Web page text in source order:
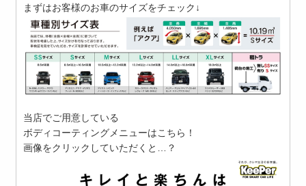
まずはお客様のお車のサイズをチェック↓
当店でご用意している
ボディコーティングメニューはこちら！
画像をクリックしていただくと…？